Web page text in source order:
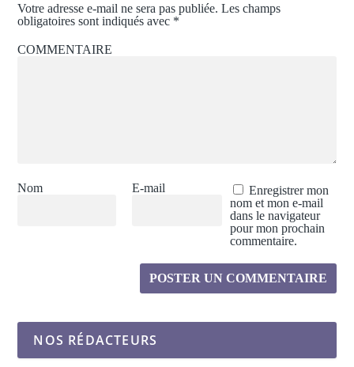
Votre adresse e-mail ne sera pas publiée. Les champs
obligatoires sont indiqués avec *
COMMENTAIRE
Nom E-mail
Enregistrer mon
nom et mon e-mail
dans le navigateur
pour mon prochain
commentaire.
NOS RÉDACTEURS